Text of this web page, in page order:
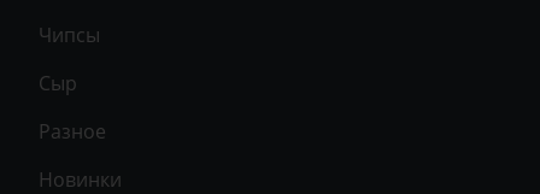
Чипсы
Сыр
Разное
Новинки